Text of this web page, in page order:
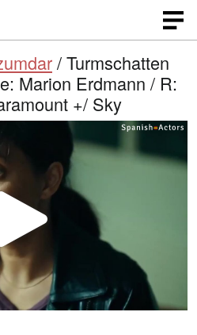
/ Turmschatten
Marion Erdmann / R:
+/ Sky
V
i